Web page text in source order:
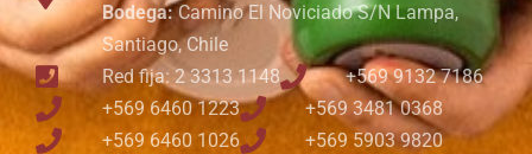
Bodega:Camino El Noviciado S/N Lampa,
Santiago, Chile
Red fija: 2 3313 1148
+569 9132 7186
+569 6460 1223
+569 3481 0368
+569 6460 1026
+569 5903 9820